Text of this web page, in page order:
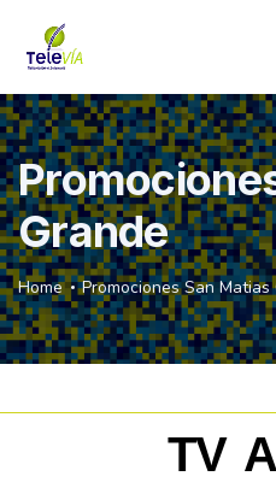
Grande
Home Promociones San Matias
TV